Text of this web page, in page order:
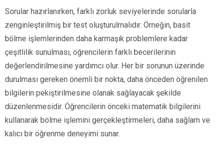
Sorular hazırlanırken, farklı zorluk seviyelerinde sorularla
zenginleştirilmiş bir test oluşturulmalıdır. Örneğin, basit
bölme işlemlerinden daha karmaşık problemlere kadar
çeşitlilik sunulması, öğrencilerin farklı becerilerinin
değerlendirilmesine yardımcı olur. Her bir sorunun üzerinde
durulması gereken önemli bir nokta, daha önceden öğrenilen
bilgilerin pekiştirilmesine olanak sağlayacak şekilde
düzenlenmesidir. Öğrencilerin önceki matematik bilgilerini
kullanarak bölme işlemini gerçekleştirmeleri, daha sağlam ve
kalıcı bir öğrenme deneyimi sunar.